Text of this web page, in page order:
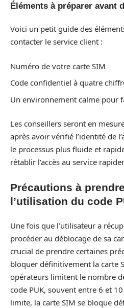
Éléments à préparer avant
Voici un petit guide des
contacter le service client :
Numéro de votre carte SIM
Code confidentiel à quatre
Un environnement calme pour
Les conseillers seront en
après avoir vérifié l’identité de
le processus plus fluide et
rétablir l’accès au service
Précautions à
l’utilisation du code
Une fois que l’utilisateur a
procéder au déblocage de sa
crucial de prendre certaines
bloquer définitivement la carte
opérateurs limitent le nombre
code PUK, souvent entre 6 et
limite, la carte SIM se bloque